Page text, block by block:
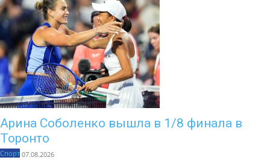
Арина Соболенко вышла в 1/8 финала в
Торонто
Спорт 07.08.2026